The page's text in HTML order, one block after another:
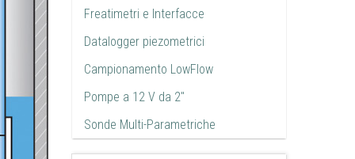
Freatimetri e Interfacce
Datalogger piezometrici
Campionamento LowFlow
Pompe a 12 V da 2"
Sonde Multi-Parametriche